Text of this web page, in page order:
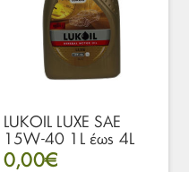
LUKOIL LUXE SAE
15W-40 1L έως 4L
0,00€